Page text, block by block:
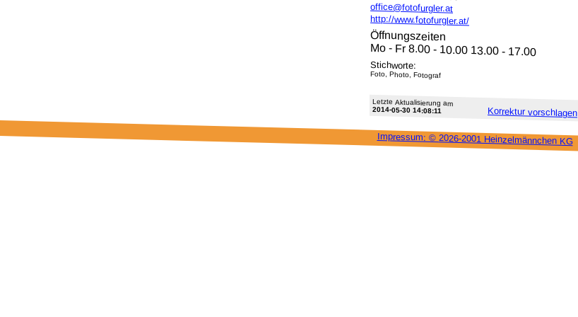
office@fotofurgler.at
http://www.fotofurgler.at/
Öffnungszeiten
Mo - Fr 8.00 - 10.00 13.00 - 17.00
Stichworte:
Foto, Photo, Fotograf
Letzte Aktu­alisie­rung am
2014-05-30 14:08:11 Korrektur vor­schlagen
Impressum: © 2026-2001 Heinzel­männchen KG